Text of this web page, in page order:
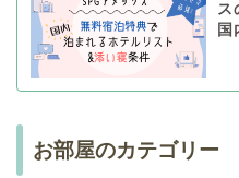
ス
国
お部屋のカテゴリー